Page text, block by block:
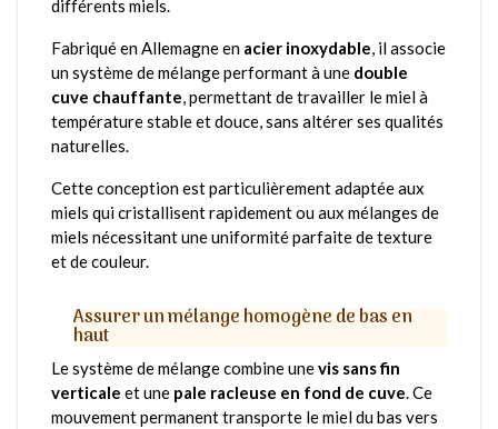
différents miels.
Fabriqué en Allemagne en acier inoxydable, il associe
un système de mélange performant à une double
cuve chauffante, permettant de travailler le miel à
température stable et douce, sans altérer ses qualités
naturelles.
Cette conception est particulièrement adaptée aux
miels qui cristallisent rapidement ou aux mélanges de
miels nécessitant une uniformité parfaite de texture
et de couleur.
Assurer un mélange homogène de bas en
haut
Le système de mélange combine unevis sans fin
verticale et une pale racleuse en fond de cuve. Ce
mouvement permanent transporte le miel du bas vers